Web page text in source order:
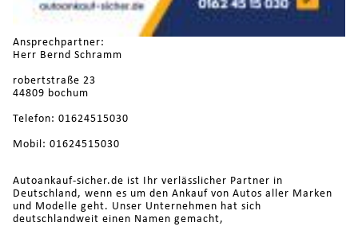
Ansprechpartner:
Herr Bernd Schramm
robertstraße 23
44809 bochum
Telefon: 01624515030
Mobil: 01624515030
Autoankauf-sicher.de ist Ihr verlässlicher Partner in
Deutschland, wenn es um den Ankauf von Autos aller Marken
und Modelle geht. Unser Unternehmen hat sich
deutschlandweit einen Namen gemacht,